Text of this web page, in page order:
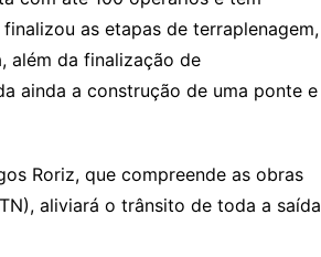
as etapas de terraplenagem,
além da finalização de
ainda a construção de uma ponte e
Roriz, que compreende as obras
aliviará o trânsito de toda a saída